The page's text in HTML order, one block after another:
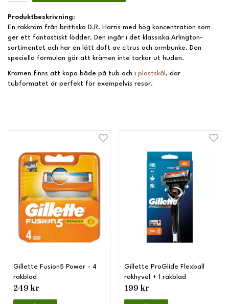
Produktbeskrivning:
En rakkräm från brittiska D.R. Harris med hög koncentration som
ger ett fantastiskt lödder. Den ingår i det klassiska Arlington-
sortimentet och har en lätt doft av citrus och ormbunke. Den
speciella formulan gör att krämen inte torkar ut huden.
Krämen finns att köpa både på tub och i plastskål , där
tubformatet är perfekt för exempelvis resor.
Gillette Fusion5 Power - 4
rakblad
249 kr
Gillette ProGlide Flexball
rakhyvel + 1 rakblad
199 kr